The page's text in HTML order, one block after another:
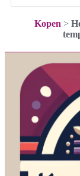
Kopen >